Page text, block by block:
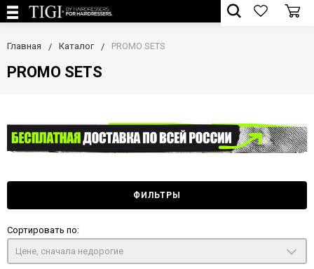
Главная Каталог PROMO SETS
PROMO SETS
ФИЛЬТРЫ
Сортировать по:
Цене, сначала недорогие